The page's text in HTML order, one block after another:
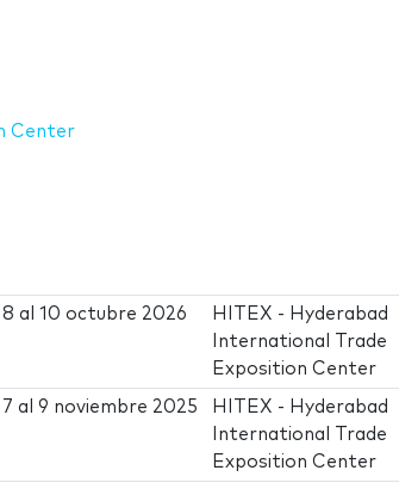
Center
8 al10 octubre 2026
HITEX - Hyderabad
International Trade
Exposition Center
7 al9 noviembre 2025
HITEX - Hyderabad
International Trade
Exposition Center